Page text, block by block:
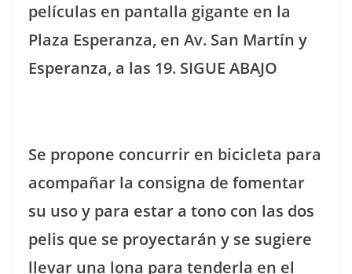
películas en pantalla gigante en la
Plaza Esperanza, en Av. San Martín y
Esperanza, a las 19. SIGUE ABAJO
Se propone concurrir en bicicleta para
acompañar la consigna de fomentar
su uso y para estar a tono con las dos
pelis que se proyectarán y se sugiere
llevar una lona para tenderla en el